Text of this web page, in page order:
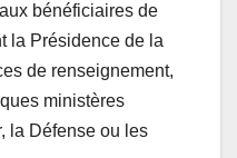
bénéficiaires de
la Présidence de la
de renseignement,
ministères
la Défense ou les